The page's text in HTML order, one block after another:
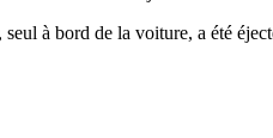
à bord de la voiture, a été